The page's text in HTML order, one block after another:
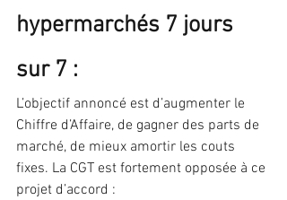
hypermarchés 7 jours
sur 7 :
L’objectif annoncé est d’augmenter le
Chiffre d’Affaire, de gagner des parts de
marché, de mieux amortir les couts
fixes. La CGT est fortement opposée à ce
projet d’accord :